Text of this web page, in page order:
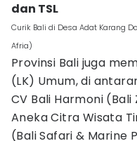
dan TSL
Curik Bali di Desa Adat Karang
Afria)
Provinsi Bali juga
(LK) Umum, di
CV Bali Harmoni (Bali
Aneka Citra Wisata
(Bali Safari & Marine